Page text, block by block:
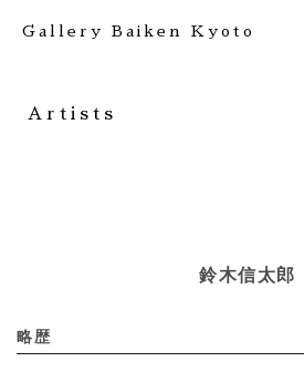
Gallery Baiken Kyoto
Artists
鈴木信太郎
略歴